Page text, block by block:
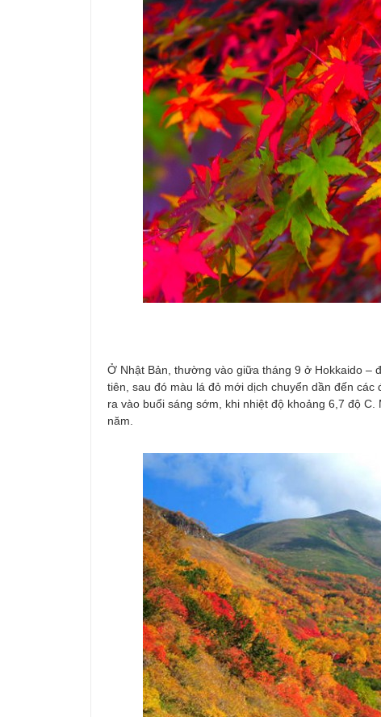
Ở Nhật Bản, thường vào giữa tháng 9 ở Hokkaido –
tiên, sau đó màu lá đỏ mới dịch chuyển dần đến
ra vào buổi sáng sớm, khi nhiệt độ khoảng 6,7 độ
năm.